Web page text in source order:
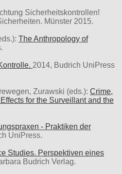
Sicherheitskontrollen!
Münster 2015.
The Anthropology of
2014, Budrich UniPress
Zurawski (eds.): Crime,
for the Surveillant and the
- Praktiken der
UniPress.
Studies. Perspektiven eines
Budrich Verlag.